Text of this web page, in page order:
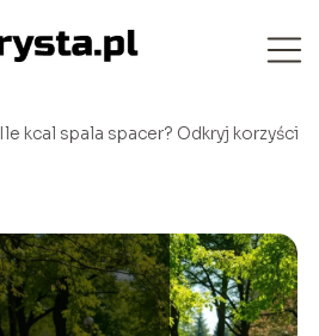
Ile kcal spala spacer? Odkryj korzyści